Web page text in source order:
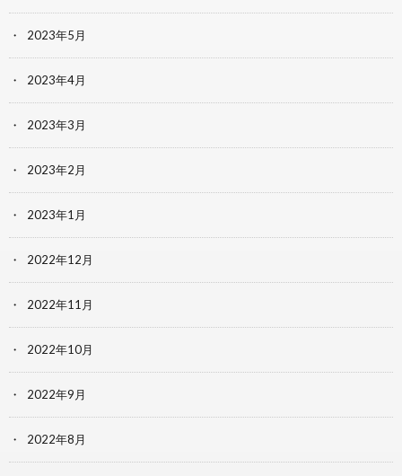
2023年5月
2023年4月
2023年3月
2023年2月
2023年1月
2022年12月
2022年11月
2022年10月
2022年9月
2022年8月